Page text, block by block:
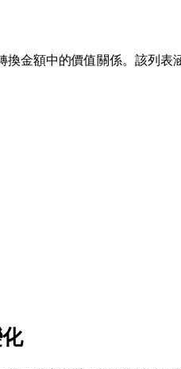
金額中的價值關係。該列表